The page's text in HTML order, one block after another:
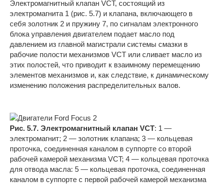
Электромагнитный клапан VCT, состоящий из
электромагнита 1 (рис. 5.7) и клапана, включающего в
себя золотник 2 и пружину 7, по сигналам электронного
блока управления двигателем подает масло под
давлением из главной магистрали системы смазки в
рабочие полости механизмов VCT или сливает масло из
этих полостей, что приводит к взаимному перемещению
элементов механизмов и, как следствие, к динамическому
изменению положения распределительных валов.
Рис. 5.7. Электромагнитный клапан VCT: 1 —
электромагнит; 2 — золотник клапана; 3 — кольцевая
проточка, соединенная каналом в суппорте со второй
рабочей камерой механизма VCT; 4 — кольцевая проточка
для отвода масла: 5 — кольцевая проточка, соединенная
каналом в суппорте с первой рабочей камерой механизма